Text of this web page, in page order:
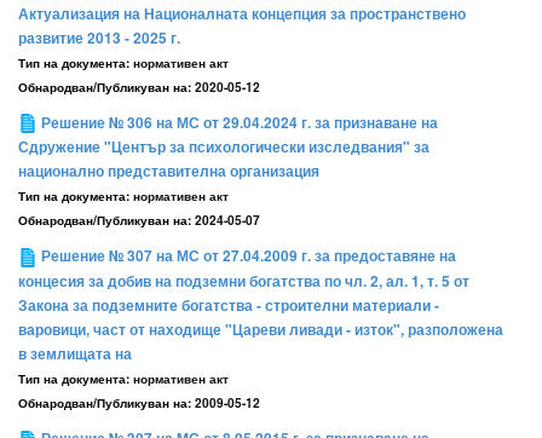
Актуализация на Националната концепция за пространствено
развитие 2013 - 2025 г.
Тип на документа: нормативен акт
Обнародван/Публикуван на: 2020-05-12
Решение № 306 на МС от 29.04.2024 г. за признаване на
Сдружение "Център за психологически изследвания" за
национално представителна организация
Тип на документа: нормативен акт
Обнародван/Публикуван на: 2024-05-07
Решение № 307 на МС от 27.04.2009 г. за предоставяне на
концесия за добив на подземни богатства по чл. 2, ал. 1, т. 5 от
Закона за подземните богатства - строителни материали -
варовици, част от находище "Цареви ливади - изток", разположена
в землищата на
Тип на документа: нормативен акт
Обнародван/Публикуван на: 2009-05-12